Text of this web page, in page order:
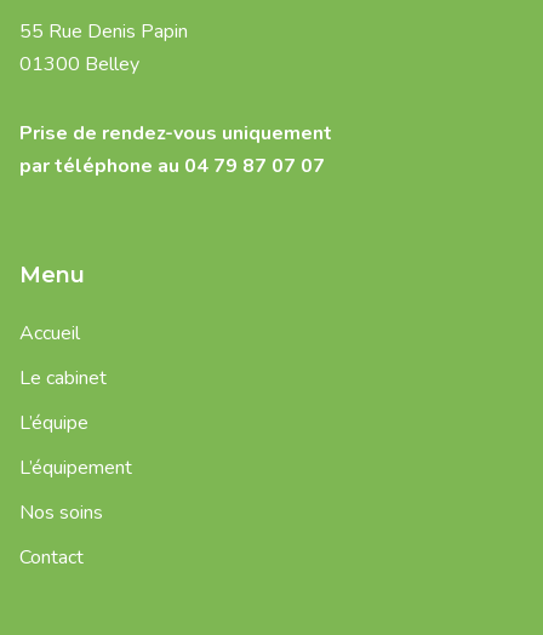
55 Rue Denis Papin
01300 Belley
Prise de rendez-vous uniquement
par téléphone au 04 79 87 07 07
Menu
Accueil
Le cabinet
L’équipe
L’équipement
Nos soins
Contact